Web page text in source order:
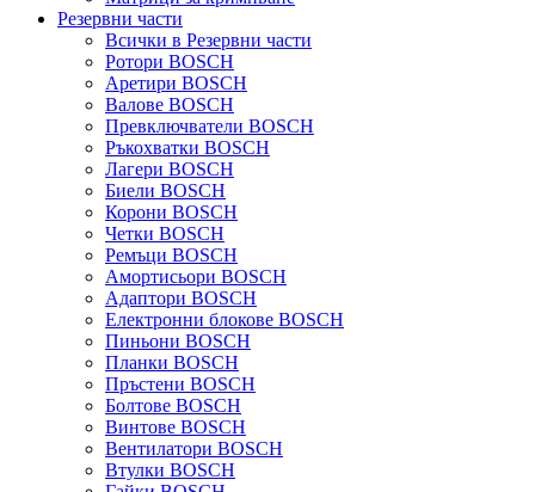
Резервни части
Всички в Резервни части
Ротори BOSCH
Аретири BOSCH
Валове BOSCH
Превключватели BOSCH
Ръкохватки BOSCH
Лагери BOSCH
Биели BOSCH
Корони BOSCH
Четки BOSCH
Ремъци BOSCH
Амортисьори BOSCH
Адаптори BOSCH
Електронни блокове BOSCH
Пиньони BOSCH
Планки BOSCH
Пръстени BOSCH
Болтове BOSCH
Винтове BOSCH
Вентилатори BOSCH
Втулки BOSCH